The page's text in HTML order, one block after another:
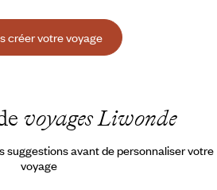
créer votre voyage
voyages Liwonde
suggestions avant de personnaliser votre
voyage